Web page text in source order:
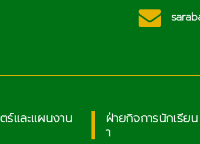
ร์และแผนงาน
ฝ่ายกิจการนักเรีย
า